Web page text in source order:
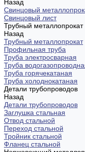
Назад
Свинцовый
Свинцовый лист
Трубный металлопрокат
Назад
Трубный металлопрокат
Профильная труба
Труба электросварная
Труба
Труба горячекатаная
Труба холоднокатаная
Детали трубопроводов
Назад
Детали трубопроводов
Заглушка стальная
Отвод стальной
Переход стальной
Тройник стальной
Фланец стальной